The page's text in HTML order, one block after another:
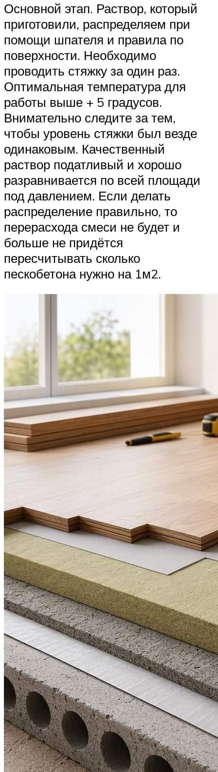
Основной этап. Раствор, который
приготовили, распределяем при
помощи шпателя и правила по
поверхности. Необходимо
проводить стяжку за один раз.
Оптимальная температура для
работы выше + 5 градусов.
Внимательно следите за тем,
чтобы уровень стяжки был везде
одинаковым. Качественный
раствор податливый и хорошо
разравнивается по всей площади
под давлением. Если делать
распределение правильно, то
перерасхода смеси не будет и
больше не придётся
пересчитывать сколько
пескобетона нужно на 1м2.